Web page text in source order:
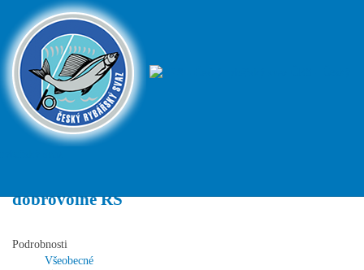
dobrovolné RS
Podrobnosti
Všeobecné